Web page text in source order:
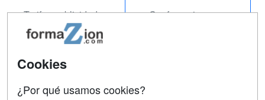
Tarifas publicidad
Acceso Usuarios
Acceso Centros
Conferencias
Cookies
¿Por qué usamos cookies?